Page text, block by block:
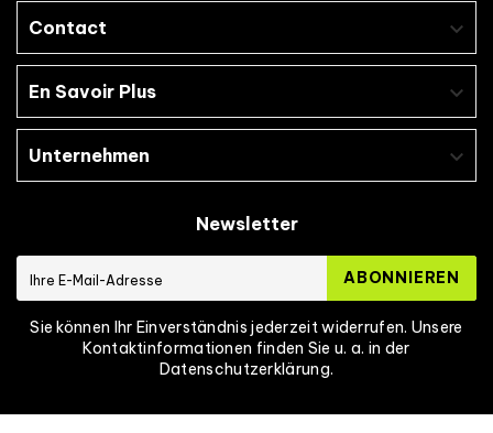
Contact 
En Savoir Plus 
Unternehmen 
Newsletter
ABONNIEREN
Sie können Ihr Einverständnis jederzeit widerrufen. Unsere
Kontaktinformationen finden Sie u. a. in der
Datenschutzerklärung.